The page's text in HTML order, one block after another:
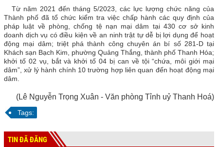
Lãnh đạo Đoàn ĐBQH tỉnh
CÔNG TÁC XÂY DỰNG ĐẢNG
Tổ chức cán bộ
Tuyên giáo
Kiểm tra - Giám sát
Dân vận
Nội chính và Phòng chống tham nhũng
Văn phòng cấp ủy
Từ năm 2021 đến tháng 5/2023, các lực lượng chức năng của
Thành phố đã tổ chức kiểm tra việc chấp hành các quy định của
pháp luật về phòng, chống tệ nạn mại dâm tại 430 cơ sở kinh
doanh dịch vụ có điều kiện về an ninh trật tự dễ bị lợi dụng để hoạt
động mại dâm; triệt phá thành công chuyên án bí số 281-D tại
Khách sạn Bạch Kim, phường Quảng Thắng, thành phố Thanh Hóa;
khởi tố 02 vụ, bắt và khởi tố 04 bị can về tội “chứa, môi giới mại
dâm”, xử lý hành chính 10 trường hợp liên quan đến hoạt động mại
dâm.
(Lê Nguyễn Trọng Xuân - Văn phòng Tỉnh uỷ Thanh Hoá)
Tags:
TIN ĐÃ ĐĂNG